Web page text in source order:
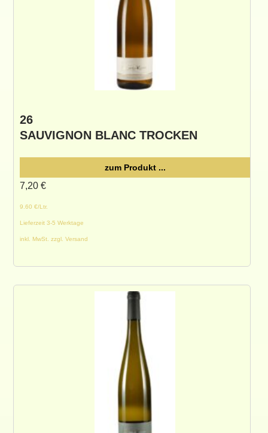
26
SAUVIGNON BLANC TROCKEN
9.60 €/Ltr.
Lieferzeit 3-5 Werktage
inkl. MwSt. zzgl. Versand
7,20 €
zum Produkt ...